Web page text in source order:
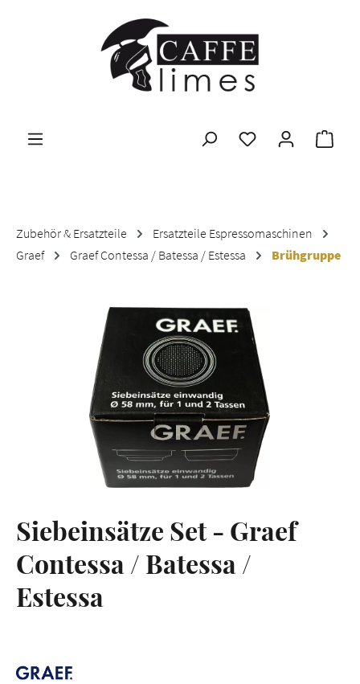
Zum Hauptinhalt springen
Zubehör & Ersatzteile
Ersatzteile Espressomaschinen
Graef
Graef Contessa / Batessa / Estessa Brühgruppe
Bildergalerie überspringen
Siebeinsätze Set - Graef
Contessa / Batessa /
Estessa